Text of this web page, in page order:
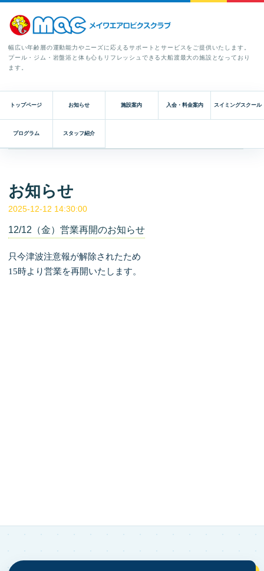
幅広い年齢層の運動能力やニーズに応えるサポートとサービスをご提供いたします。
プール・ジム・岩盤浴と体も心もリフレッシュできる大船渡最大の施設となっており
ます。
トップページ お知らせ 施設案内 入会・料金案内 スイミングスクール
プログラム スタッフ紹介
お知らせ
2025-12-12 14:30:00
12/12（金）営業再開のお知らせ
只今津波注意報が解除されたため
15時より営業を再開いたします。